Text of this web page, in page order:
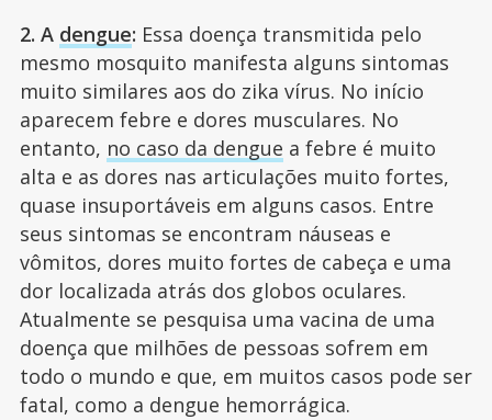
2. A dengue: Essa doença transmitida pelo
mesmo mosquito manifesta alguns sintomas
muito similares aos do zika vírus. No início
aparecem febre e dores musculares. No
entanto, no caso da dengue a febre é muito
alta e as dores nas articulações muito fortes,
quase insuportáveis em alguns casos. Entre
seus sintomas se encontram náuseas e
vômitos, dores muito fortes de cabeça e uma
dor localizada atrás dos globos oculares.
Atualmente se pesquisa uma vacina de uma
doença que milhões de pessoas sofrem em
todo o mundo e que, em muitos casos pode ser
fatal, como a dengue hemorrágica.